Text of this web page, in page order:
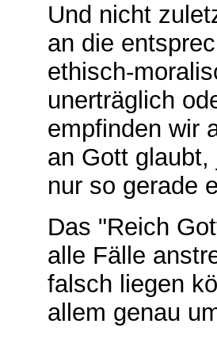
Und nicht
an die
ethisch-
unerträglich
empfinden wir
an Gott
nur so gerade
Das "Reich
alle Fälle
falsch liegen
allem genau